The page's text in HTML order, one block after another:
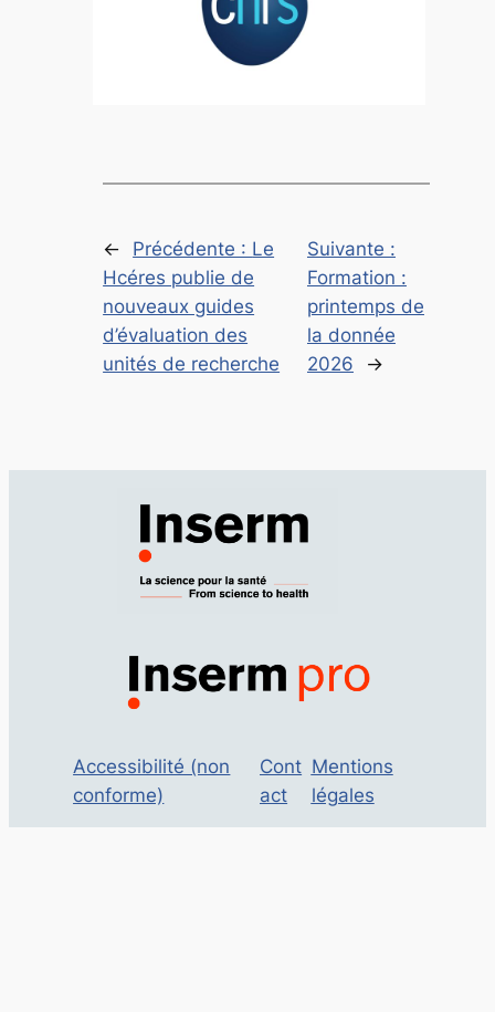
← Précédente : Le
Hcéres publie de
nouveaux guides
d’évaluation des
unités de recherche
Suivante :
Formation :
printemps de
la donnée
2026
→
Accessibilité (non
conforme)
Cont
act
Mentions
légales